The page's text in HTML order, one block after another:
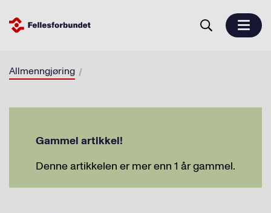
Allmenngjøring
Gammel artikkel!
Denne artikkelen er mer enn 1 år gammel.